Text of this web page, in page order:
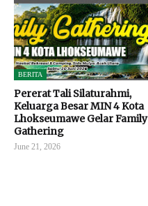
BERITA
Pererat Tali Silaturahmi,
Keluarga Besar MIN 4 Kota
Lhokseumawe Gelar Family
Gathering
June 21, 2026